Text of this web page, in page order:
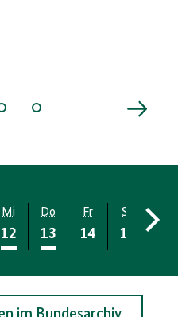
Mi
12
Do
13
Fr
14
Sa
15